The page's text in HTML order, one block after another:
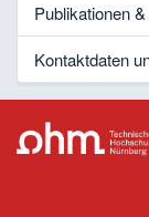
Publikationen
Kontaktdaten